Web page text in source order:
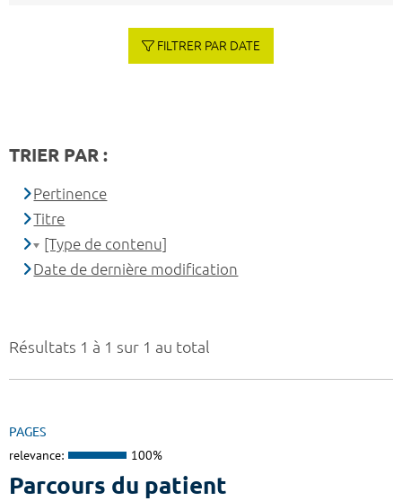
Résultats 1 à 1 sur 1 au total
PAGES
relevance: 100%
Parcours du patient
FILTRER PAR DATE
TRIER PAR :
Pertinence
Titre
[Type de contenu]
Date de dernière modification